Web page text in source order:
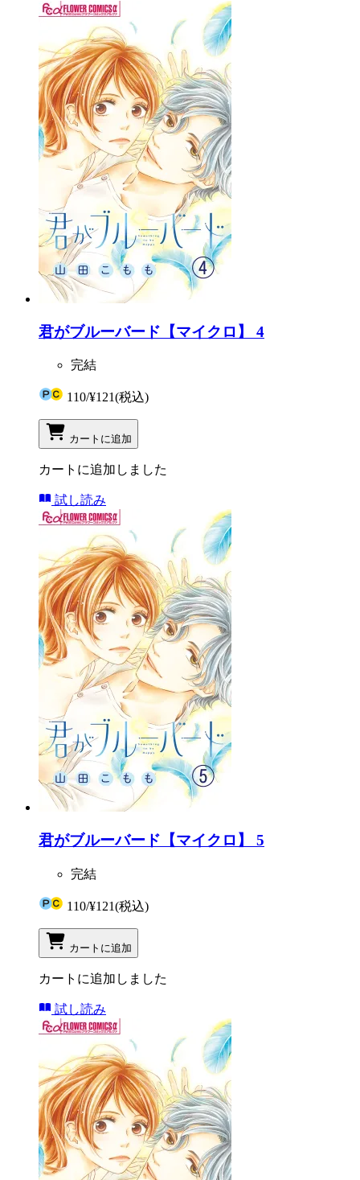
君がブルーバード【マイクロ】 4
完結
110/¥121(税込)
カートに追加
カートに追加しました
試し読み
君がブルーバード【マイクロ】 5
完結
110/¥121(税込)
カートに追加
カートに追加しました
試し読み